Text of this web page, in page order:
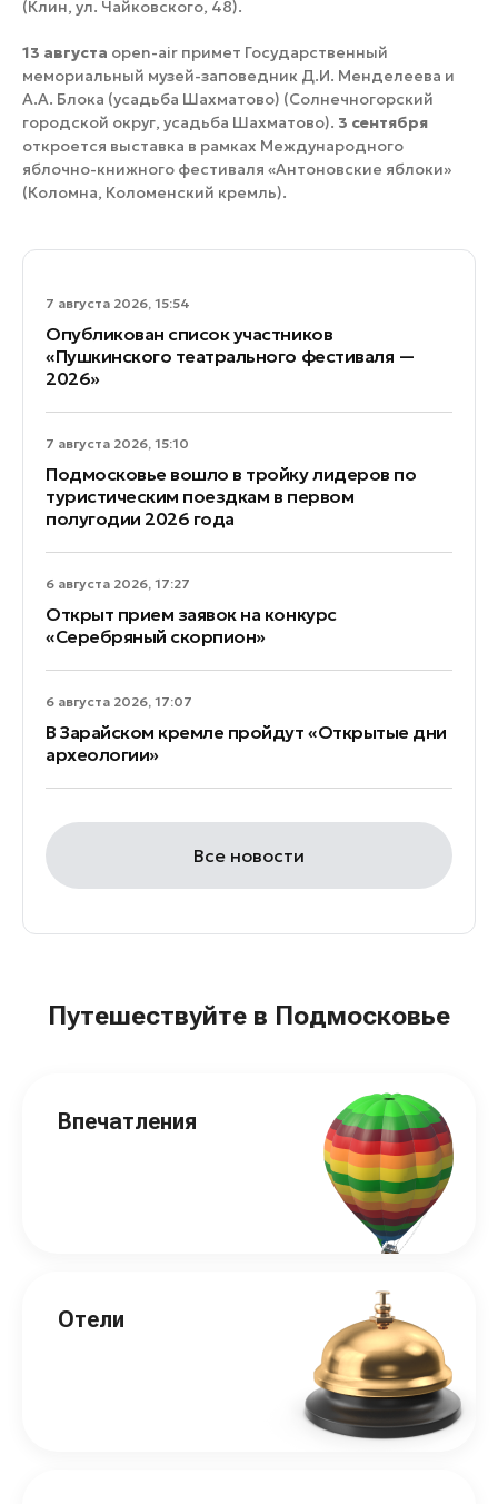
7 августа 2026, 15:54
Опубликован список участников
«Пушкинского театрального фестиваля —
2026»
7 августа 2026, 15:10
Подмосковье вошло в тройку лидеров по
туристическим поездкам в первом
полугодии 2026 года
6 августа 2026, 17:27
Открыт прием заявок на конкурс
«Серебряный скорпион»
6 августа 2026, 17:07
В Зарайском кремле пройдут «Открытые дни
археологии»
Все новости
(Клин, ул. Чайковского, 48).
13 августа open-air примет Государственный
мемориальный музей-заповедник Д.И. Менделеева и
А.А. Блока (усадьба Шахматово) (Солнечногорский
городской округ, усадьба Шахматово). 3 сентября
откроется выставка в рамках Международного
яблочно-книжного фестиваля «Антоновские яблоки»
(Коломна, Коломенский кремль).
Путешествуйте в Подмосковье
Впечатления
Отели